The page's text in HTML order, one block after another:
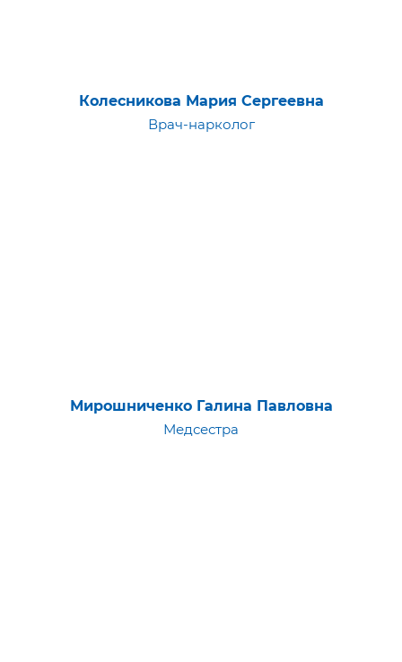
Колесникова Мария Сергеевна
Врач-нарколог
Мирошниченко Галина Павловна
Медсестра